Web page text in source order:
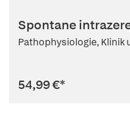
Spontane
Pathophysiologie, Klinik
54,99 €*